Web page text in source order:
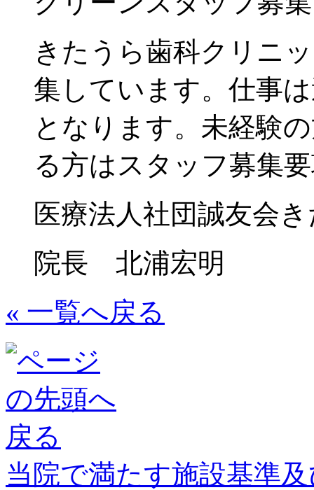
きたうら歯科クリニ
集しています。仕事
となります。未経験
る方はスタッフ募集
医療法人社団誠友会
院長 北浦宏明
« 一覧へ戻る
当院で満たす施設基準